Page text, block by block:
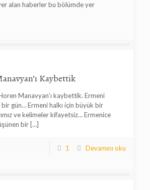
alan haberler bu bölümde yer
Kaybettik
Manavyan’ı kaybettik. Ermeni
bir gün… Ermeni halkı için büyük bir
ve kelimeler kifayetsiz… Ermenice
bir[…]
1 Devamını oku